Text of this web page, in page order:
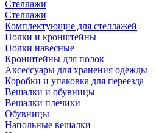
Стеллажи
Стеллажи
Комплектующие для стеллажей
Полки и кронштейны
Полки навесные
Кронштейны для полок
Аксессуары для хранения одежды
Коробки и упаковка для переезда
Вешалки и обувницы
Вешалки плечики
Обувницы
Напольные вешалки